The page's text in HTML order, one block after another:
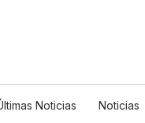
Noticias Noticias